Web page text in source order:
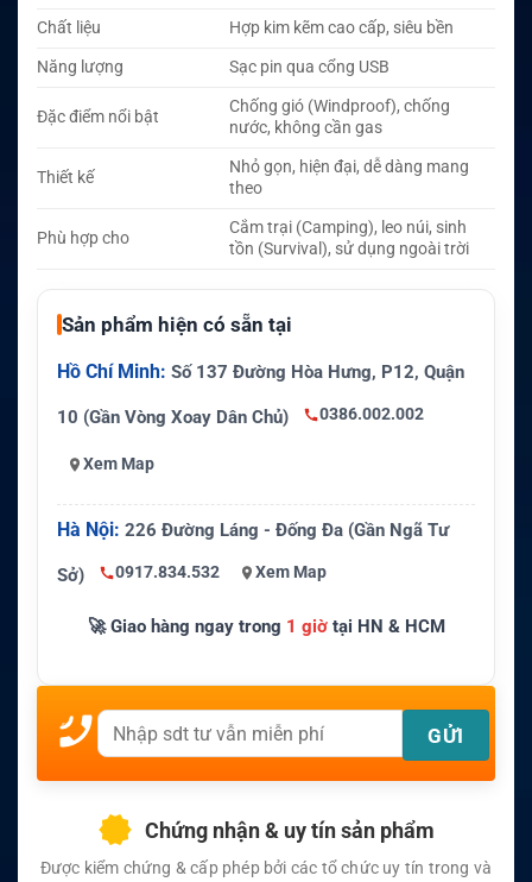
Chất liệu
Hợp kim kẽm cao cấp, siêu bền
Năng lượng
Sạc pin qua cổng USB
Đặc điểm nổi bật
Chống gió (Windproof), chống
nước, không cần gas
Thiết kế
Nhỏ gọn, hiện đại, dễ dàng mang
theo
Phù hợp cho
Cắm trại (Camping), leo núi, sinh
tồn (Survival), sử dụng ngoài trời
Sản phẩm hiện có sẵn tại
Hồ Chí Minh: Số 137 Đường Hòa Hưng, P12, Quận
10 (Gần Vòng Xoay Dân Chủ) 0386.002.002
Xem Map
Hà Nội: 226 Đường Láng - Đống Đa (Gần Ngã Tư
Sở) 0917.834.532 Xem Map
🚀 Giao hàng ngay trong 1 giờtại HN & HCM
Chứng nhận & uy tín sản phẩm
Được kiểm chứng & cấp phép bởi các tổ chức uy tín trong và